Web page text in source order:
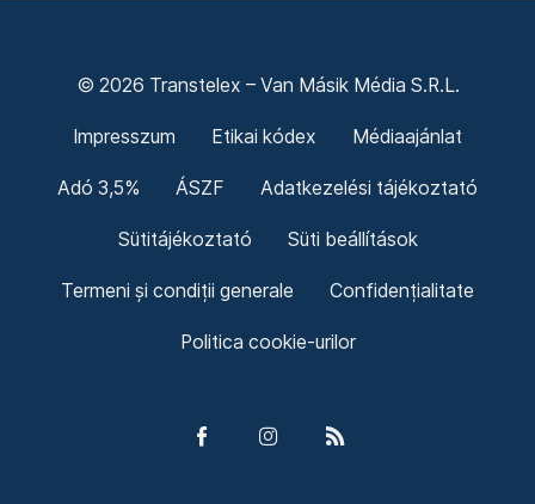
© 2026 Transtelex – Van Másik Média S.R.L.
Impresszum Etikai kódex Médiaajánlat
Adó 3,5% ÁSZF Adatkezelési tájékoztató
Sütitájékoztató Süti beállítások
Termeni și condiții generale Confidențialitate
Politica cookie-urilor